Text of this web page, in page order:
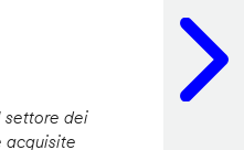
settore dei
acquisite